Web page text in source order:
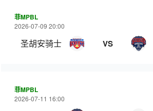
菲MPBL
2026-07-09 20:00
圣胡安骑士 VS
菲MPBL
2026-07-11 16:00